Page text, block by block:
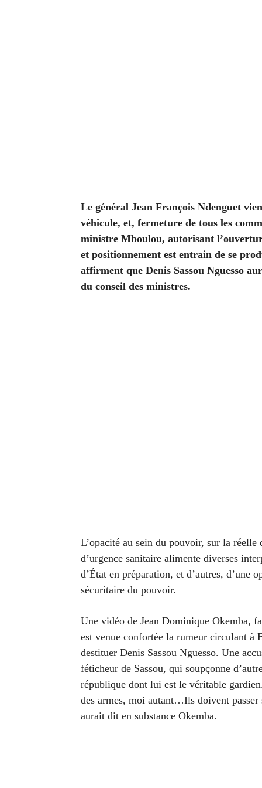
Le général Jean François Ndenguet
véhicule, et, fermeture de tous les
ministre Mboulou, autorisant
et positionnement est entrain de se
affirment que Denis Sassou Nguesso
du conseil des ministres.
L’opacité au sein du pouvoir, sur la
d’urgence sanitaire alimente diverses
d’État en préparation, et d’autres, d’une
sécuritaire du pouvoir.
Une vidéo de Jean Dominique Okemba,
est venue confortée la rumeur circulant à
destituer Denis Sassou Nguesso. Une
féticheur de Sassou, qui soupçonne
république dont lui est le véritable
des armes, moi autant…Ils doivent
aurait dit en substance Okemba.